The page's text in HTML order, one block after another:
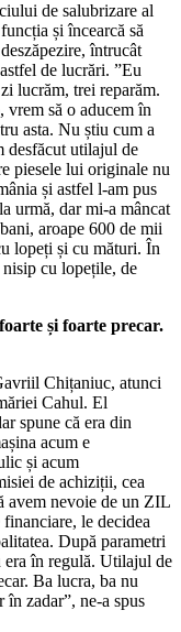
de salubrizare al
și încearcă să
întrucât
de lucrări. ”Eu
lucrăm, trei reparăm.
vrem să o aducem în
asta. Nu știu cum a
desfăcut utilajul de
piesele lui originale nu
și astfel l-am pus
urmă, dar mi-a mâncat
aroape 600 de mii
lopeți și cu mături. În
cu lopețile, de
și foarte precar.
Chițaniuc, atunci
Cahul. El
spune că era din
acum e
și acum
de achiziții, cea
avem nevoie de un ZIL
le decidea
După parametri
era în regulă. Utilajul de
Ba lucra, ba nu
zadar”, ne-a spus